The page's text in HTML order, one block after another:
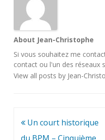
About Jean-Christophe
Si vous souhaitez me
contact ou l'un des réseaux
View all posts by Jean-
Navigation
de
Un court historique